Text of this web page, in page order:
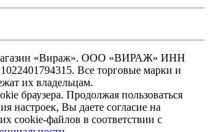
«Вираж». ООО «ВИРАЖ» ИНН
Все торговые марки и
их владельцам.
браузера. Продолжая пользоваться
настроек, Вы даете согласие на
cookie-файлов в соответствии с